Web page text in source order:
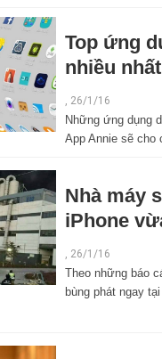
Top ứng
nhiều
, 26/1/16
Những ứng dụng
App Annie sẽ cho
Nhà máy
iPhone
, 26/1/16
Theo những báo
bùng phát ngay